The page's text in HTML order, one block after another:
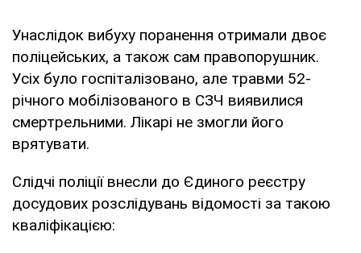
Унаслідок вибуху поранення отримали двоє
поліцейських, а також сам правопорушник.
Усіх було госпіталізовано, але травми 52-
річного мобілізованого в СЗЧ виявилися
смертрельними. Лікарі не змогли його
врятувати.
Слідчі поліції внесли до Єдиного реєстру
досудових розслідувань відомості за такою
кваліфікацією: